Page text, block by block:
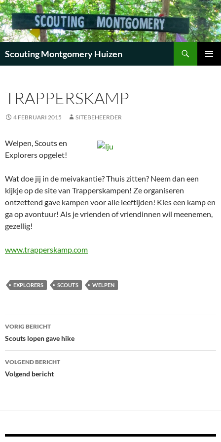
Scouting Montgomery Huizen
INHOUD
TRAPPERSKAMP
4 FEBRUARI 2015 SITEBEHEERDER
Welpen, Scouts en
Explorers opgelet!
Wat doe jij in de meivakantie? Thuis zitten? Neem dan een
kijkje op de site van Trapperskampen! Ze organiseren
ontzettend gave kampen voor alle leeftijden! Kies een kamp en
ga op avontuur! Als je vrienden of vriendinnen wil meenemen,
gezellig!
www.trapperskamp.com
EXPLORERS SCOUTS WELPEN
Bericht
navigatie
VORIG BERICHT
Scouts lopen gave hike
VOLGEND BERICHT
Volgend bericht